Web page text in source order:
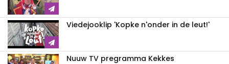
Viedejooklip 'Kopke n'onder in de leut!'
Nuuw TV pregramma Kekkes